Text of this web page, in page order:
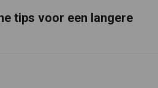
tips voor een langere